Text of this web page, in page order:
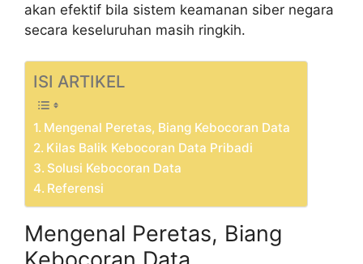
akan efektif bila sistem keamanan siber negara
secara keseluruhan masih ringkih.
ISI ARTIKEL
Mengenal Peretas, Biang Kebocoran Data
Kilas Balik Kebocoran Data Pribadi
Solusi Kebocoran Data
Referensi
Mengenal Peretas, Biang